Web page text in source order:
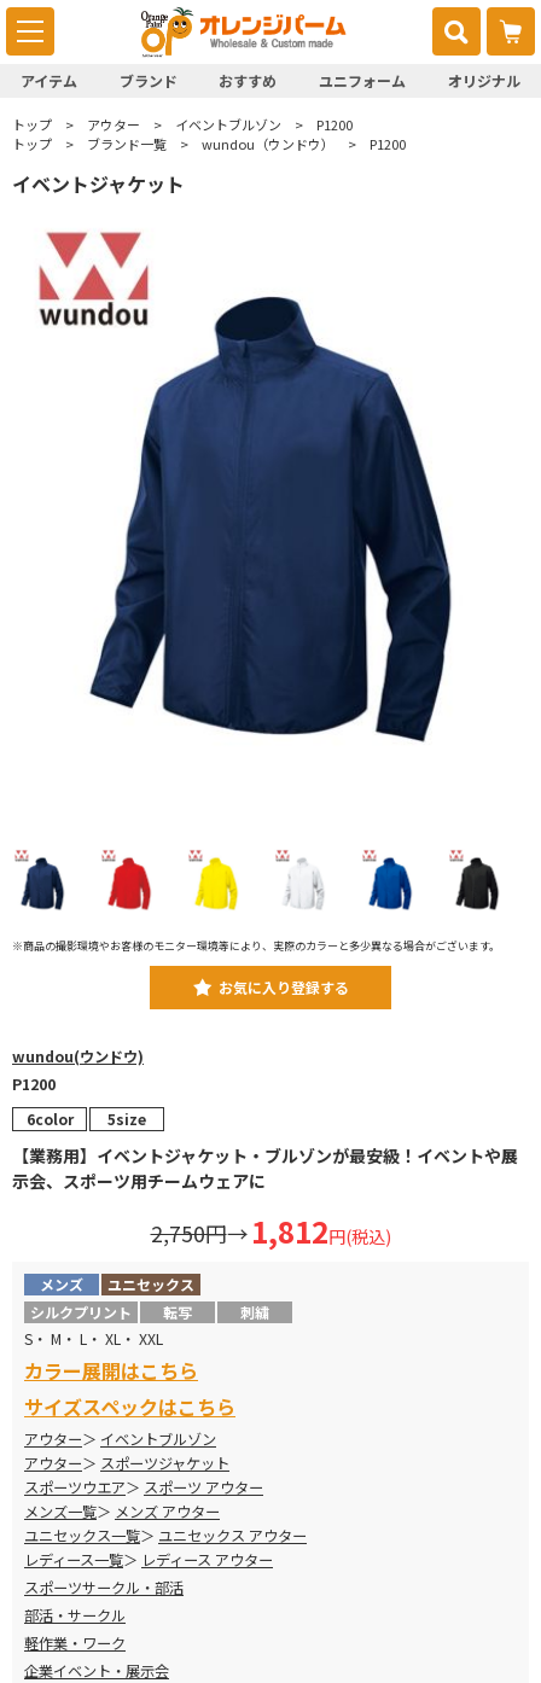
アイテム ブランド おすすめ ユニフォーム オリジナル
トップ アウター イベントブルゾン
P1200
トップ
ブランド一覧 wundou（ウンドウ） P1200
イベントジャケット
※商品の撮影環境やお客様のモニター環境等により、実際のカラーと多少異なる場合がございます。
お気に入り登録する
wundou(ウンドウ)
P1200
6color 5size
【業務用】イベントジャケット・ブルゾンが最安級！イベントや展
示会、スポーツ用チームウェアに
2,750円→ 1,812円(税込)
メンズ
ユニセックス
シルクプリント
転写 刺繍
S・ M・ L・ XL・ XXL
カラー展開はこちら
サイズスペックはこちら
アウター
イベントブルゾン
アウター
スポーツジャケット
スポーツウエア
スポーツ アウター
メンズ一覧
メンズ アウター
ユニセックス一覧
ユニセックス アウター
レディース一覧
レディース アウター
スポーツサークル・部活
部活・サークル
軽作業・ワーク
企業イベント・展示会